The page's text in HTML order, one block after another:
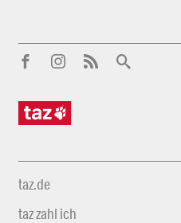
taz.de
taz zahl ich